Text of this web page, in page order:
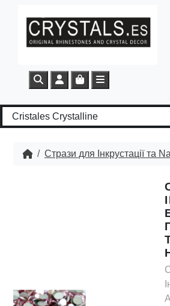
SearchAccount
Cart Menu
Стрази для Інкрустації та